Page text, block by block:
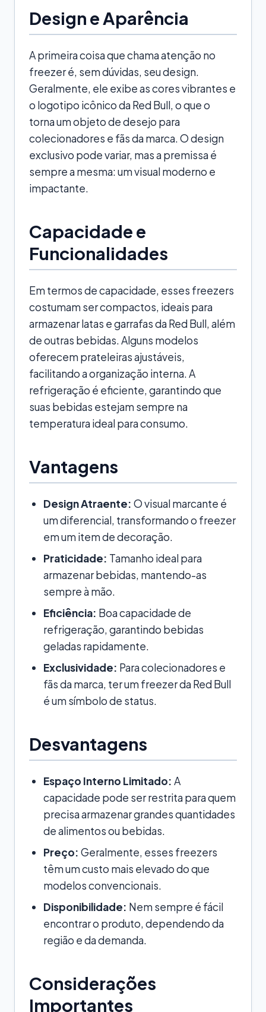
Design e Aparência
A primeira coisa que chama atenção no
freezer é, sem dúvidas, seu design.
Geralmente, ele exibe as cores vibrantes e
o logotipo icônico da Red Bull, o que o
torna um objeto de desejo para
colecionadores e fãs da marca. O design
exclusivo pode variar, mas a premissa é
sempre a mesma: um visual moderno e
impactante.
Capacidade e
Funcionalidades
Em termos de capacidade, esses freezers
costumam ser compactos, ideais para
armazenar latas e garrafas da Red Bull, além
de outras bebidas. Alguns modelos
oferecem prateleiras ajustáveis,
facilitando a organização interna. A
refrigeração é eficiente, garantindo que
suas bebidas estejam sempre na
temperatura ideal para consumo.
Vantagens
Design Atraente: O visual marcante é
um diferencial, transformando o freezer
em um item de decoração.
Praticidade: Tamanho ideal para
armazenar bebidas, mantendo-as
sempre à mão.
Eficiência: Boa capacidade de
refrigeração, garantindo bebidas
geladas rapidamente.
Exclusividade: Para colecionadores e
fãs da marca, ter um freezer da Red Bull
é um símbolo de status.
Desvantagens
Espaço Interno Limitado: A
capacidade pode ser restrita para quem
precisa armazenar grandes quantidades
de alimentos ou bebidas.
Preço: Geralmente, esses freezers
têm um custo mais elevado do que
modelos convencionais.
Disponibilidade: Nem sempre é fácil
encontrar o produto, dependendo da
região e da demanda.
Considerações
Importantes